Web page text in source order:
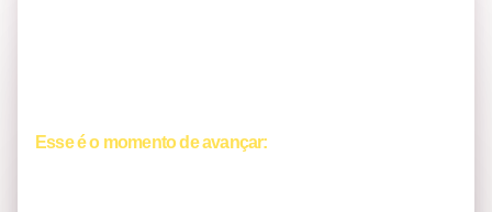
Esse é o momento de avançar: